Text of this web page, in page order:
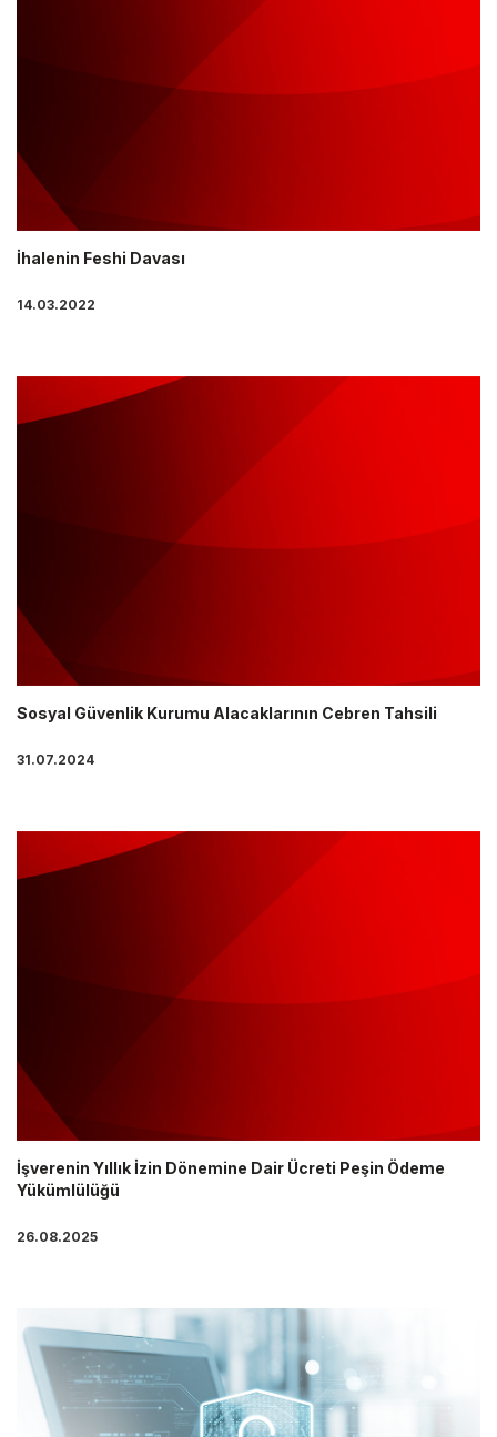
İhalenin Feshi Davası
14.03.2022
Sosyal Güvenlik Kurumu Alacaklarının Cebren Tahsili
31.07.2024
İşverenin Yıllık İzin Dönemine Dair Ücreti Peşin Ödeme
Yükümlülüğü
26.08.2025